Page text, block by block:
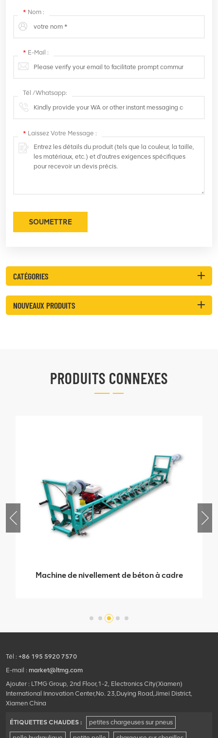
* Nom :
* E-Mail :
Tél /Whatsapp:
* Laissez Votre Message :
SOUMETTRE
CATÉGORIES
NOUVEAUX PRODUITS
PRODUITS CONNEXES
Machine de nivellement de béton à cadre
Tél : +86 195 5920 7570
E-mail : market@ltmg.com
Ajouter : LTMG Group, 2nd Floor,1-2, Electronics City(Xiamen)
International Innovation Center,No. 23,Duying Road,Jimei District,
Xiamen China
ÉTIQUETTES CHAUDES : petites chargeuses sur pneus